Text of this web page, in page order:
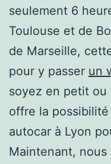
seulement 6
Toulouse et de
de Marseille,
pour y passer un
soyez en petit ou
offre la
autocar à Lyon
Maintenant,